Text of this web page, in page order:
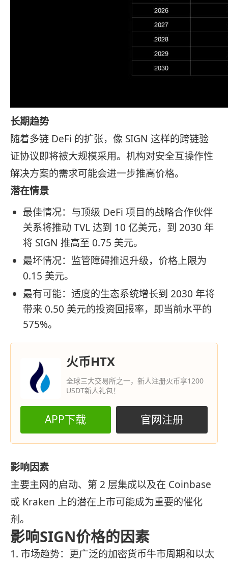
长期趋势
随着多链 DeFi 的扩张，像 SIGN 这样的跨链验
证协议即将被大规模采用。机构对安全互操作性
解决方案的需求可能会进一步推高价格。
潜在情景
最佳情况：与顶级 DeFi 项目的战略合作伙伴
关系将推动 TVL 达到 10 亿美元，到 2030 年
将 SIGN 推高至 0.75 美元。
最坏情况：监管障碍推迟升级，价格上限为
0.15 美元。
最有可能：适度的生态系统增长到 2030 年将
带来 0.50 美元的投资回报率，即当前水平的
575%。
火币HTX
全球三大交易所之一，新人注册火币享1200
USDT新人礼包！
APP下载 官网注册
影响因素
主要主网的启动、第 2 层集成以及在 Coinbase
或 Kraken 上的潜在上市可能成为重要的催化
剂。
影响SIGN价格的因素
1. 市场趋势：更广泛的加密货币牛市周期和以太